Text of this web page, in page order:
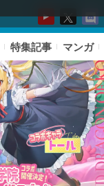
特集記事 マンガ